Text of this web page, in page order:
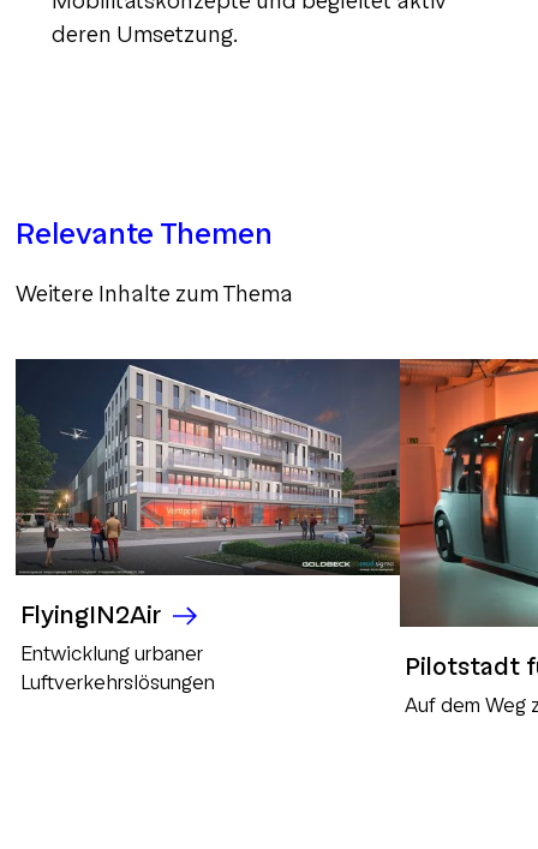
deren Umsetzung.
Relevante Themen
Weitere Inhalte zum Thema
FlyingIN2Air
Entwicklung urbaner
Luftverkehrslösungen
Pilotstadt
Auf dem Weg